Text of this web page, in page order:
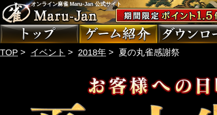
オンライン麻雀 Maru-Jan 公式サイト
TOP > イベント > 2018年 > 夏の丸雀感謝祭